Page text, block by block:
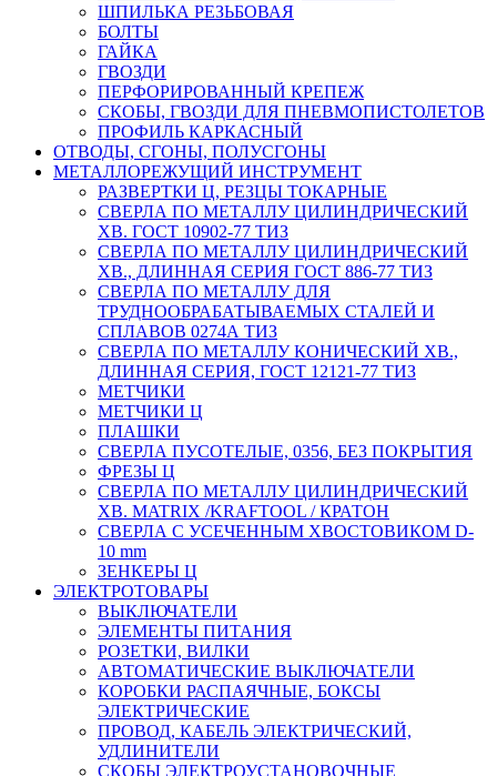
ШПИЛЬКА РЕЗЬБОВАЯ
БОЛТЫ
ГАЙКА
ГВОЗДИ
ПЕРФОРИРОВАННЫЙ КРЕПЕЖ
СКОБЫ, ГВОЗДИ ДЛЯ ПНЕВМОПИСТОЛЕТОВ
ПРОФИЛЬ КАРКАСНЫЙ
ОТВОДЫ, СГОНЫ, ПОЛУСГОНЫ
МЕТАЛЛОРЕЖУЩИЙ ИНСТРУМЕНТ
РАЗВЕРТКИ Ц, РЕЗЦЫ ТОКАРНЫЕ
СВЕРЛА ПО МЕТАЛЛУ ЦИЛИНДРИЧЕСКИЙ
ХВ. ГОСТ 10902-77 ТИЗ
СВЕРЛА ПО МЕТАЛЛУ ЦИЛИНДРИЧЕСКИЙ
ХВ., ДЛИННАЯ СЕРИЯ ГОСТ 886-77 ТИЗ
СВЕРЛА ПО МЕТАЛЛУ ДЛЯ
ТРУДНООБРАБАТЫВАЕМЫХ СТАЛЕЙ И
СПЛАВОВ 0274А ТИЗ
СВЕРЛА ПО МЕТАЛЛУ КОНИЧЕСКИЙ ХВ.,
ДЛИННАЯ СЕРИЯ, ГОСТ 12121-77 ТИЗ
МЕТЧИКИ
МЕТЧИКИ Ц
ПЛАШКИ
СВЕРЛА ПУСОТЕЛЫЕ, 0356, БЕЗ ПОКРЫТИЯ
ФРЕЗЫ Ц
СВЕРЛА ПО МЕТАЛЛУ ЦИЛИНДРИЧЕСКИЙ
ХВ. MATRIX /KRAFTOOL / КРАТОН
СВЕРЛА С УСЕЧЕННЫМ ХВОСТОВИКОМ D-
10 mm
ЗЕНКЕРЫ Ц
ЭЛЕКТРОТОВАРЫ
ВЫКЛЮЧАТЕЛИ
ЭЛЕМЕНТЫ ПИТАНИЯ
РОЗЕТКИ, ВИЛКИ
АВТОМАТИЧЕСКИЕ ВЫКЛЮЧАТЕЛИ
КОРОБКИ РАСПАЯЧНЫЕ, БОКСЫ
ЭЛЕКТРИЧЕСКИЕ
ПРОВОД, КАБЕЛЬ ЭЛЕКТРИЧЕСКИЙ,
УДЛИНИТЕЛИ
СКОБЫ ЭЛЕКТРОУСТАНОВОЧНЫЕ